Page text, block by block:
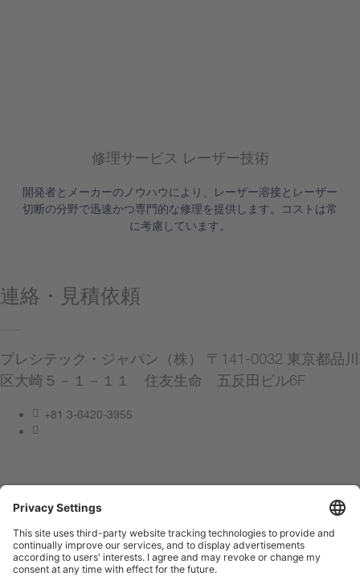
修理サービス レーザー技術
開発者とメーカーのノウハウにより、レーザー溶接とレーザー
切断の分野で迅速かつ専門的な修理を提供します。コストは常
に考慮しています。
連絡・見積依頼
プレシテック・ジャパン（株） 〒141-0032 東京都品川
区大崎５－１－１１ 住友生命 五反田ビル6F
+81 3-6420-3955